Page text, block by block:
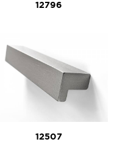
12796
12507